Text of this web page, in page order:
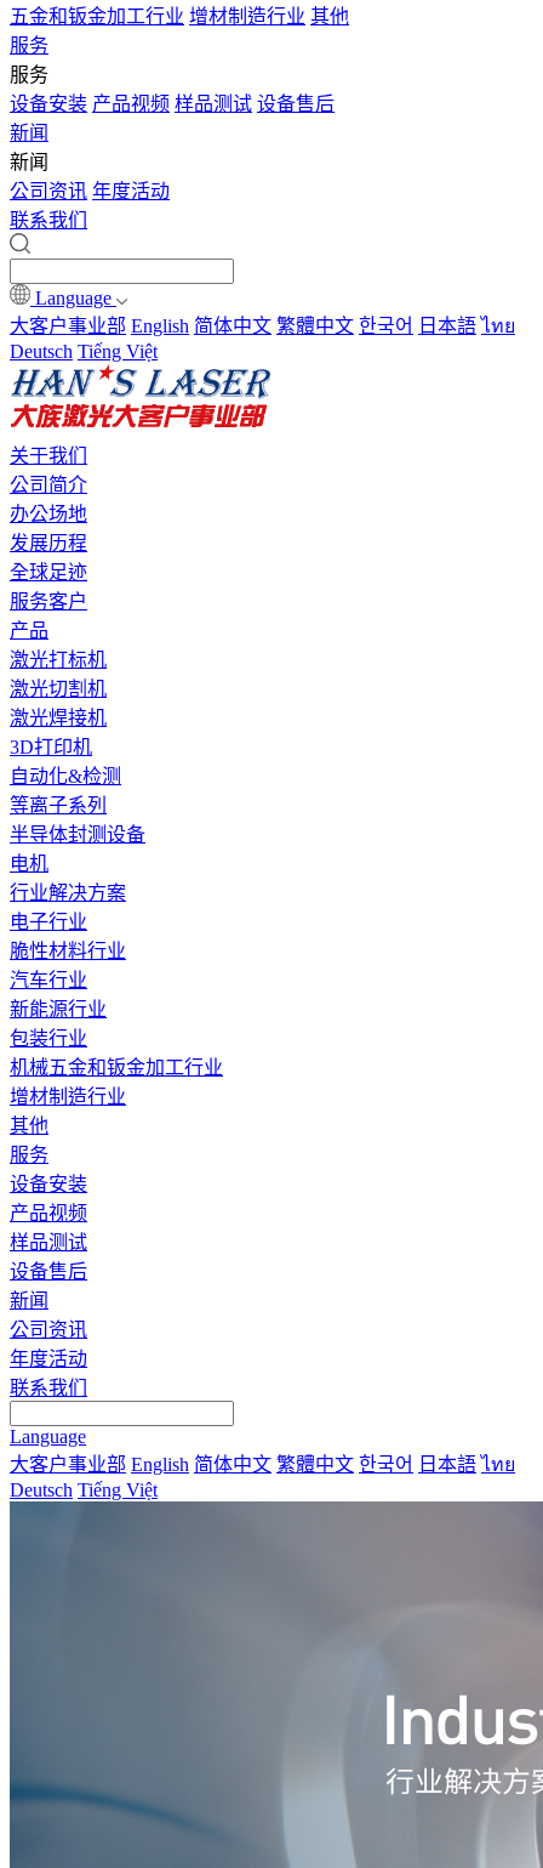
五金和钣金加工行业 增材制造行业 其他
服务
服务
设备安装 产品视频 样品测试 设备售后
新闻
新闻
公司资讯 年度活动
联系我们
Language
大客户事业部 English 简体中文 繁體中文 한국어 日本語 ไทย
Deutsch Tiếng Việt
关于我们
公司简介
办公场地
发展历程
全球足迹
服务客户
产品
激光打标机
激光切割机
激光焊接机
3D打印机
自动化&检测
等离子系列
半导体封测设备
电机
行业解决方案
电子行业
脆性材料行业
汽车行业
新能源行业
包装行业
机械五金和钣金加工行业
增材制造行业
其他
服务
设备安装
产品视频
样品测试
设备售后
新闻
公司资讯
年度活动
联系我们
Language
大客户事业部 English 简体中文 繁體中文 한국어 日本語 ไทย
Deutsch Tiếng Việt